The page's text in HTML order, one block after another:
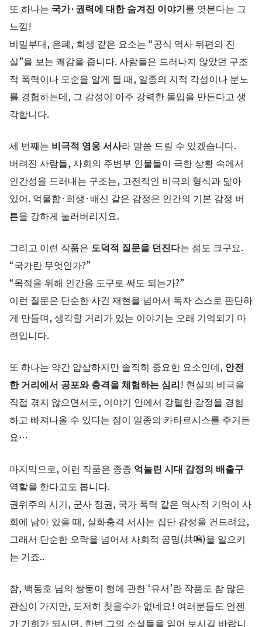
또 하나는 국가·권력에 대한 숨겨진 이야기를 엿본다는 그
느낌!
비밀부대, 은폐, 희생 같은 요소는 “공식 역사 뒤편의 진
실”을 보는 쾌감을 줍니다. 사람들은 드러나지 않았던 구조
적 폭력이나 모순을 알게 될 때, 일종의 지적 각성이나 분노
를 경험하는데, 그 감정이 아주 강력한 몰입을 만든다고 생
각합니다.
세 번째는 비극적 영웅 서사라 말씀 드릴 수 있겠습니다.
버려진 사람들, 사회의 주변부 인물들이 극한 상황 속에서
인간성을 드러내는 구조는, 고전적인 비극의 형식과 닮아
있어. 억울함·희생·배신 같은 감정은 인간의 기본 감정 버
튼을 강하게 눌러버리지요.
그리고 이런 작품은 도덕적 질문을 던진다는 점도 크구요.
“국가란 무엇인가?”
“목적을 위해 인간을 도구로 써도 되는가?”
이런 질문은 단순한 사건 재현을 넘어서 독자 스스로 판단하
게 만들며, 생각할 거리가 있는 이야기는 오래 기억되기 마
련입니다.
또 하나는 약간 얍삽하지만 솔직히 중요한 요소인데, 안전
한 거리에서 공포와 충격을 체험하는 심리! 현실의 비극을
직접 겪지 않으면서도, 이야기 안에서 강렬한 감정을 경험
하고 빠져나올 수 있다는 점이 일종의 카타르시스를 주거든
요…
마지막으로, 이런 작품은 종종 억눌린 시대 감정의 배출구
역할을 한다고도 봅니다.
권위주의 시기, 군사 정권, 국가 폭력 같은 역사적 기억이 사
회에 남아 있을 때, 실화충격 서사는 집단 감정을 건드려요,
그래서 단순한 오락을 넘어서 사회적 공명(共鳴)을 일으키
는 거죠..
참, 백동호 님의 쌍둥이 형에 관한 ‘유서’란 작품도 참 많은
관심이 가지만, 도저히 찾을수가 없네요! 여러분들도 언젠
가 기회가 되시면, 한번 그의 소설들을 읽어 보시길 바랍니